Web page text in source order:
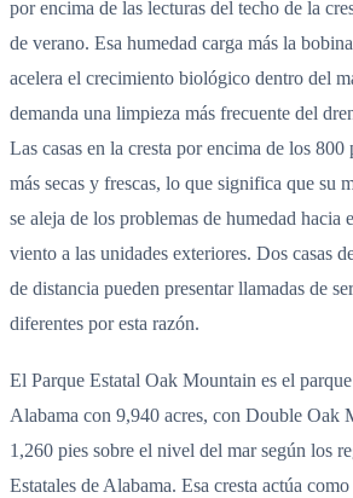
por encima de las lecturas del techo de la
de verano. Esa humedad carga más la
acelera el crecimiento biológico dentro del
demanda una limpieza más frecuente del
Las casas en la cresta por encima de los 800
más secas y frescas, lo que significa que su
se aleja de los problemas de humedad hacia
viento a las unidades exteriores. Dos casas
de distancia pueden presentar llamadas de
diferentes por esta razón.
El Parque Estatal Oak Mountain es el
Alabama con 9,940 acres, con Double Oak
1,260 pies sobre el nivel del mar según los
Estatales de Alabama. Esa cresta actúa